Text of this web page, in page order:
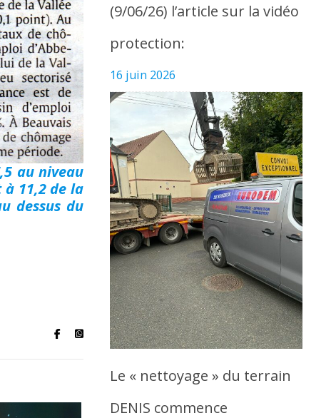
au niveau
à 11,2 de la
dessus du
(9/06/26) l’article sur la vidéo
protection:
16 juin 2026
Le « nettoyage » du terrain
DENIS commence